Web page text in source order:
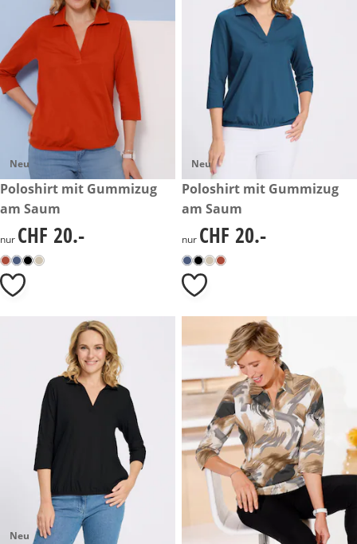
Neu
CHF 20.-
Poloshirt mit Gummizug
am Saum
CHF 20.-
nur CHF 20.-
Neu
CHF 20.-
Poloshirt mit Gummizug
am Saum
CHF 20.-
nur CHF 20.-
Neu